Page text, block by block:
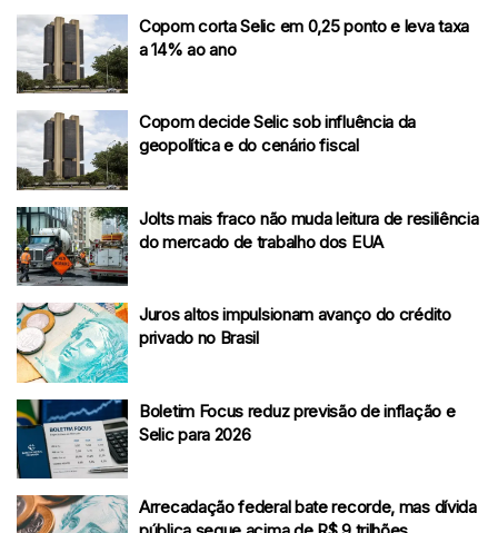
Copom corta Selic em 0,25 ponto e leva taxa
a 14% ao ano
Copom decide Selic sob influência da
geopolítica e do cenário fiscal
Jolts mais fraco não muda leitura de resiliência
do mercado de trabalho dos EUA
Juros altos impulsionam avanço do crédito
privado no Brasil
Boletim Focus reduz previsão de inflação e
Selic para 2026
Arrecadação federal bate recorde, mas dívida